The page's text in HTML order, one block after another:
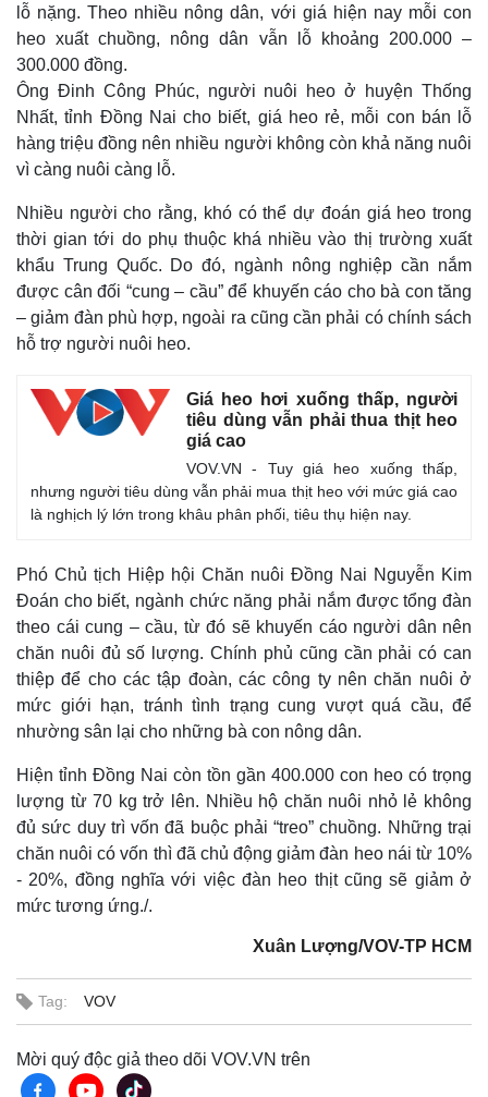
Thế giới
Quan sát
Cuộc sống đó đây
Hồ sơ
Multimedia
Video
E-Magazine
Infographic
lỗ nặng. Theo nhiều nông dân, với giá hiện nay mỗi con
heo xuất chuồng, nông dân vẫn lỗ khoảng 200.000 –
300.000 đồng.
Ông Đinh Công Phúc, người nuôi heo ở huyện Thống
Nhất, tỉnh Đồng Nai cho biết, giá heo rẻ, mỗi con bán lỗ
hàng triệu đồng nên nhiều người không còn khả năng nuôi
vì càng nuôi càng lỗ.
Nhiều người cho rằng, khó có thể dự đoán giá heo trong
thời gian tới do phụ thuộc khá nhiều vào thị trường xuất
khẩu Trung Quốc. Do đó, ngành nông nghiệp cần nắm
được cân đối “cung – cầu” để khuyến cáo cho bà con tăng
– giảm đàn phù hợp, ngoài ra cũng cần phải có chính sách
hỗ trợ người nuôi heo.
Giá heo hơi xuống thấp, người
tiêu dùng vẫn phải thua thịt heo
giá cao
VOV.VN - Tuy giá heo xuống thấp,
nhưng người tiêu dùng vẫn phải mua thịt heo với mức giá cao
là nghịch lý lớn trong khâu phân phối, tiêu thụ hiện nay.
Phó Chủ tịch Hiệp hội Chăn nuôi Đồng Nai Nguyễn Kim
Đoán cho biết, ngành chức năng phải nắm được tổng đàn
theo cái cung – cầu, từ đó sẽ khuyến cáo người dân nên
chăn nuôi đủ số lượng. Chính phủ cũng cần phải có can
thiệp để cho các tập đoàn, các công ty nên chăn nuôi ở
mức giới hạn, tránh tình trạng cung vượt quá cầu, để
nhường sân lại cho những bà con nông dân.
Hiện tỉnh Đồng Nai còn tồn gần 400.000 con heo có trọng
lượng từ 70 kg trở lên. Nhiều hộ chăn nuôi nhỏ lẻ không
đủ sức duy trì vốn đã buộc phải “treo” chuồng. Những trại
chăn nuôi có vốn thì đã chủ động giảm đàn heo nái từ 10%
- 20%, đồng nghĩa với việc đàn heo thịt cũng sẽ giảm ở
mức tương ứng./.
Xuân Lượng/VOV-TP HCM
Tag: VOV
Mời quý độc giả theo dõi VOV.VN trên